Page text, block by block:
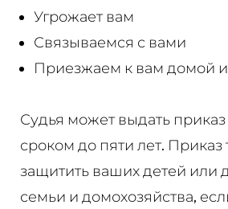
Угрожает вам
Связываемся с вами
Приезжаем к вам домой
Судья может выдать
сроком до пяти лет.
защитить ваших детей или
семьи и домохозяйства,